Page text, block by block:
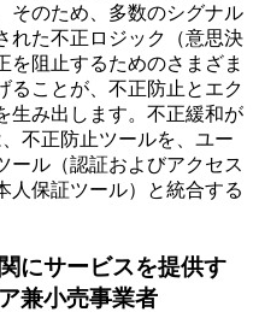
そのため、多数のシグナル
れた不正ロジック（意思決
を阻止するためのさまざま
ることが、不正防止とエク
生み出します。不正緩和が
不正防止ツールを、ユー
ール（認証およびアクセス
人保証ツール）と統合する
にサービスを提供す
兼小売事業者